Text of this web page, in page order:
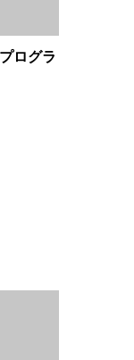
ログラ